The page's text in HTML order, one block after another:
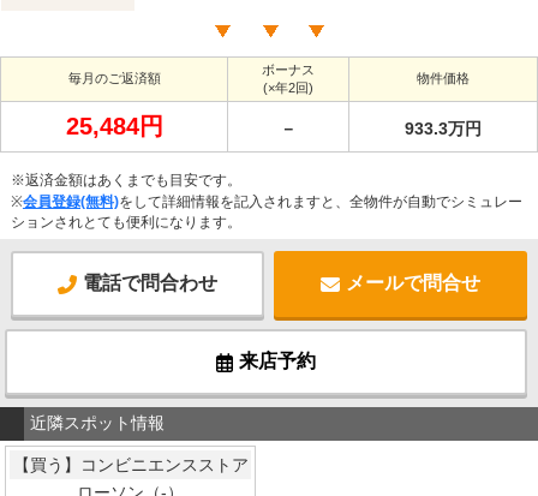
毎月のご返済額
ボーナス
(×年2回)
物件価格
25,484円 － 933.3万円
※返済金額はあくまでも目安です。
※会員登録(無料)をして詳細情報を記入されますと、全物件が自動でシミュレー
ションされとても便利になります。
電話で問合わせ メールで問合せ
来店予約
近隣スポット情報
【買う】コンビニエンスストア